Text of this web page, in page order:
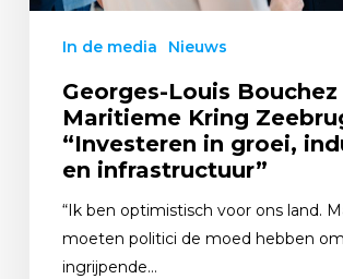
In de media Nieuws
Georges-Louis
Maritieme Kring
“Investeren in groei,
en infrastructuur”
“Ik ben optimistisch voor ons land.
moeten politici de moed hebben om
ingrijpende…